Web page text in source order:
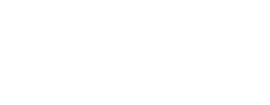
và 1 hầm, diện tích sàn 100m2. Tòa nhà sử
đối. Hệ thống WC nam, nữ riêng biệt và